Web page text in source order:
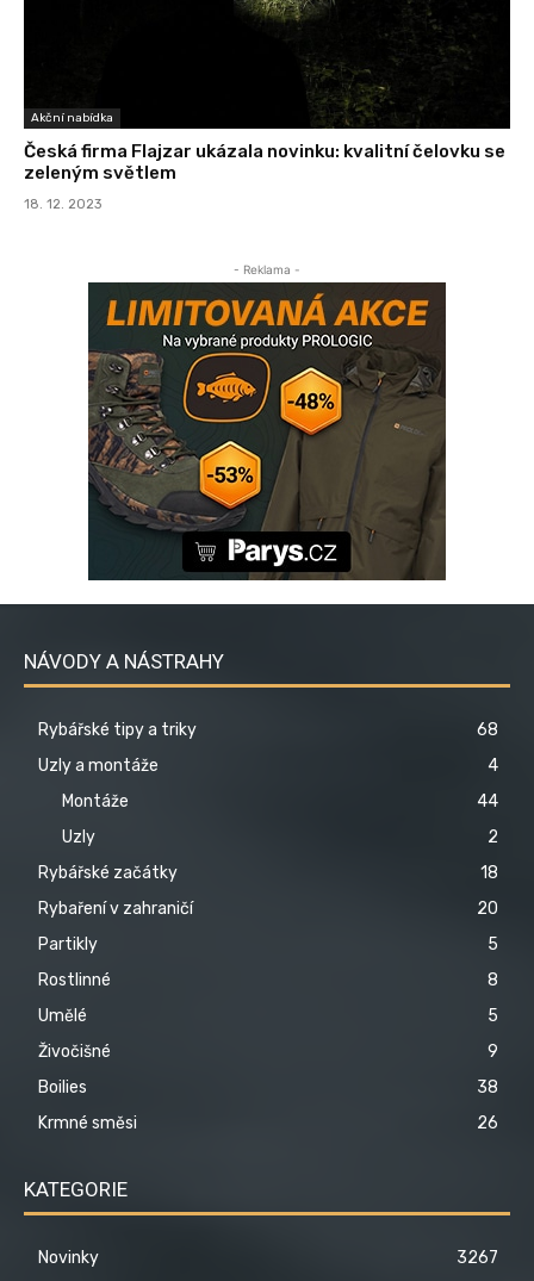
Akční nabídka
Česká firma Flajzar ukázala novinku: kvalitní čelovku se
zeleným světlem
18. 12. 2023
- Reklama -
NÁVODY A NÁSTRAHY
Rybářské tipy a triky
68
Uzly a montáže
4
Montáže
44
Uzly
2
Rybářské začátky
18
Rybaření v zahraničí
20
Partikly
5
Rostlinné
8
Umělé
5
Živočišné
9
Boilies
38
Krmné směsi
26
KATEGORIE
Novinky
3267